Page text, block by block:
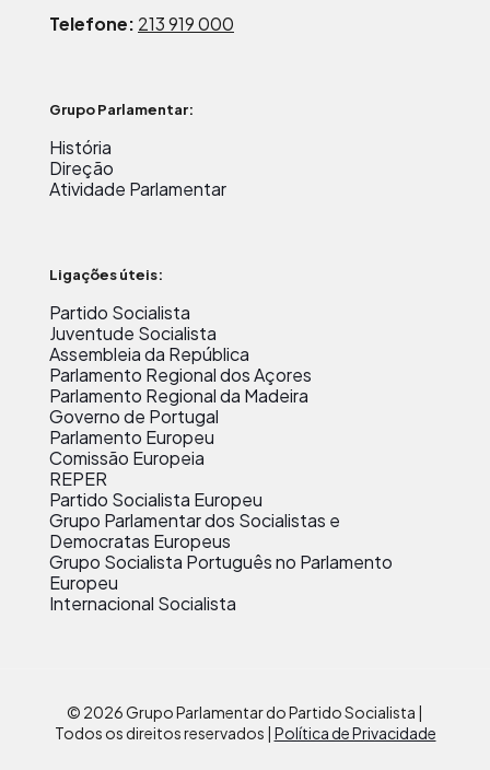
Telefone: 213 919 000
Grupo Parlamentar:
História
Direção
Atividade Parlamentar
Ligações úteis:
Partido Socialista
Juventude Socialista
Assembleia da República
Parlamento Regional dos Açores
Parlamento Regional da Madeira
Governo de Portugal
Parlamento Europeu
Comissão Europeia
REPER
Partido Socialista Europeu
Grupo Parlamentar dos Socialistas e
Democratas Europeus
Grupo Socialista Português no Parlamento
Europeu
Internacional Socialista
© 2026 Grupo Parlamentar do Partido Socialista |
Todos os direitos reservados | Política de Privacidade